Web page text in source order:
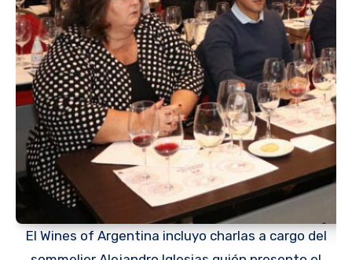
El Wines of Argentina incluyo charlas a cargo del